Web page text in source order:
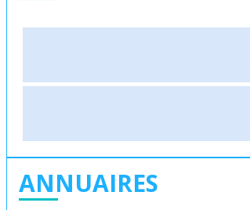
ANNUAIRES